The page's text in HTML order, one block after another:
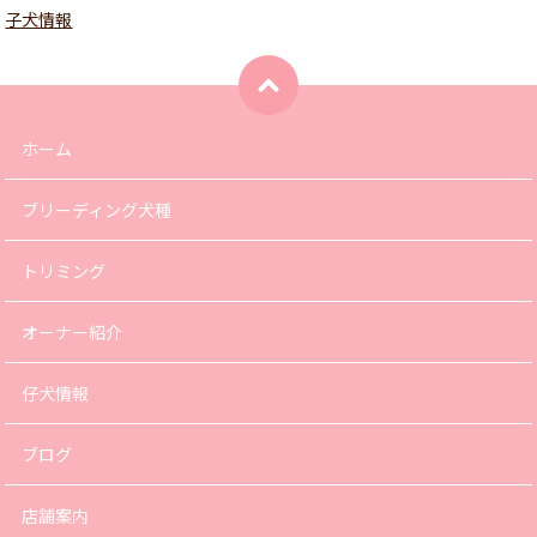
子犬情報
ホーム
ブリーディング犬種
トリミング
オーナー紹介
仔犬情報
ブログ
店舗案内